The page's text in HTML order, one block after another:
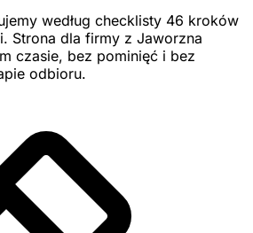
według checklisty 46 kroków
Strona dla firmy z Jaworzna
czasie, bez pominięć i bez
odbioru.